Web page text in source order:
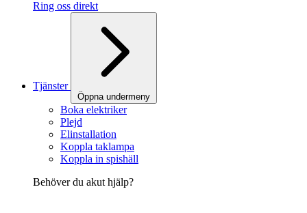
Ring oss direkt
Tjänster
Öppna undermeny
Boka elektriker
Plejd
Elinstallation
Koppla taklampa
Koppla in spishäll
Behöver du akut hjälp?